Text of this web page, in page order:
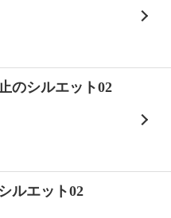
のシルエット02
ルエット02